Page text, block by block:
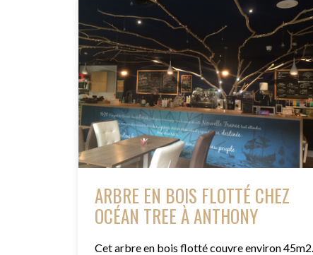
ARBRE EN BOIS FLOTTÉ CHEZ
OCÉAN TREE À ANTHONY
Cet arbre en bois flotté couvre environ 45m2.